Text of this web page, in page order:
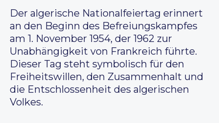
Der algerische Nationalfeiertag erinnert
an den Beginn des Befreiungskampfes
am 1. November 1954, der 1962 zur
Unabhängigkeit von Frankreich führte.
Dieser Tag steht symbolisch für den
Freiheitswillen, den Zusammenhalt und
die Entschlossenheit des algerischen
Volkes.